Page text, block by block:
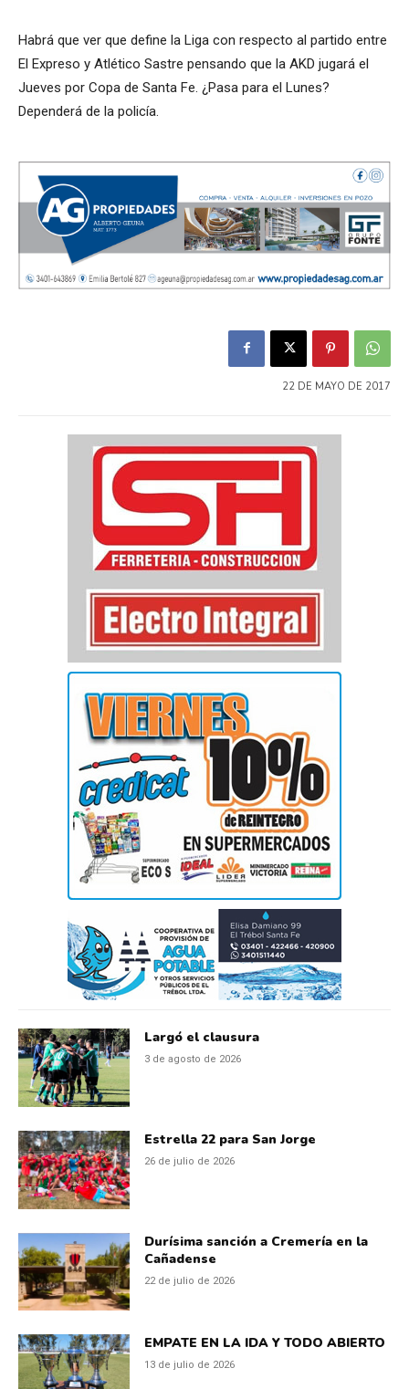
Habrá que ver que define la Liga con respecto al partido entre
El Expreso y Atlético Sastre pensando que la AKD jugará el
Jueves por Copa de Santa Fe. ¿Pasa para el Lunes?
Dependerá de la policía.
22 DE MAYO DE 2017
Largó el clausura
3 de agosto de 2026
Estrella 22 para San Jorge
26 de julio de 2026
Durísima sanción a Cremería en la
Cañadense
22 de julio de 2026
EMPATE EN LA IDA Y TODO ABIERTO
13 de julio de 2026